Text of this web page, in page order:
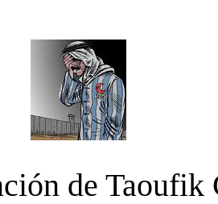
de Taoufik